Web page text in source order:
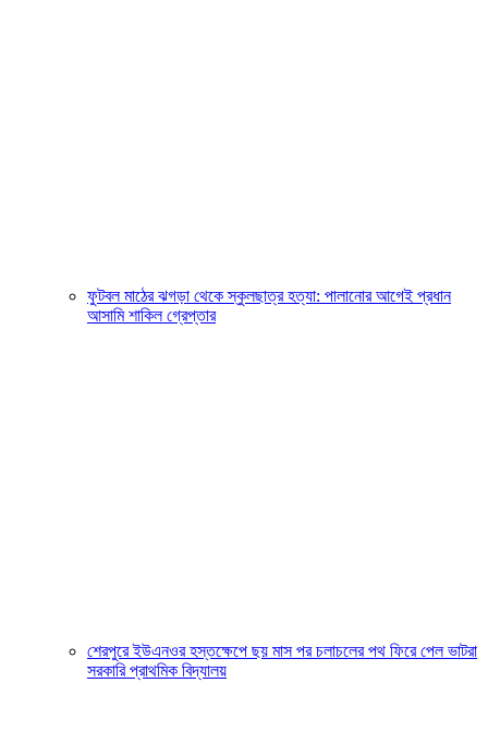
ফুটবল মাঠের ঝগড়া থেকে স্কুলছাত্র হত্যা: পালানোর আগেই প্রধান
আসামি শাকিল গ্রেপ্তার
শেরপুরে ইউএনওর হস্তক্ষেপে ছয় মাস পর চলাচলের পথ ফিরে পেল ভাটরা
সরকারি প্রাথমিক বিদ্যালয়